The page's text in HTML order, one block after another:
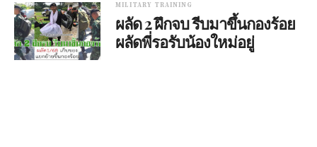
MILITARY TRAINING
ผลัด 2 ฝึกจบ รีบมาขึ้นกองร้อย
ผลัดพี่รอรับน้องใหม่อยู่